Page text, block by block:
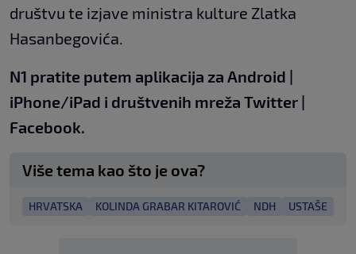
društvu te izjave ministra kulture Zlatka
Hasanbegovića.
N1 pratite putem aplikacija za Android |
iPhone/iPad i društvenih mreža Twitter |
Facebook.
Više tema kao što je ova?
HRVATSKA KOLINDA GRABAR KITAROVIĆ NDH USTAŠE